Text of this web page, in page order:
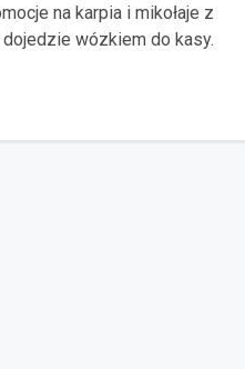
na karpia i mikołaje z
wózkiem do kasy.